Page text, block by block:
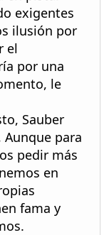
exigentes
ilusión por
el
por una
le
Sauber
Aunque para
pedir más
en
fama y